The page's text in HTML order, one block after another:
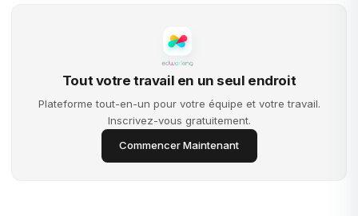
Tout votre travail en un seul endroit
Plateforme tout-en-un pour votre équipe et votre travail.
Inscrivez-vous gratuitement.
Commencer Maintenant